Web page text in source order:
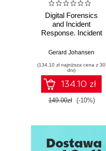
Digital Forensics
and Incident
Response. Incident
and techniques for
threat response -
Fourth Edition
Gerard Johansen
(134,10 zł najniższa cena z 30
dni)
134.10 zł
149.00zł (-10%)